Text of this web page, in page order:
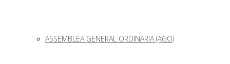
ASSEMBLEA GENERAL ORDINÀRIA (AGO)